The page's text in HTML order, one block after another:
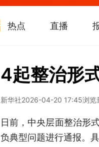
热点 直播
4起整治形
新华社2026-04-20 17:45浏览
日前，中央层面整治形
负典型问题进行通报。